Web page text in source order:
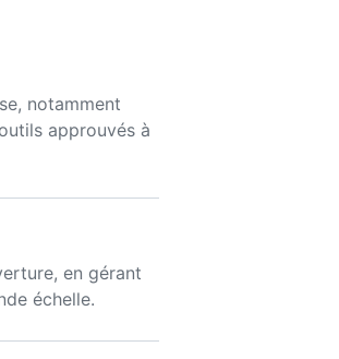
notamment
approuvés à
en gérant
échelle.